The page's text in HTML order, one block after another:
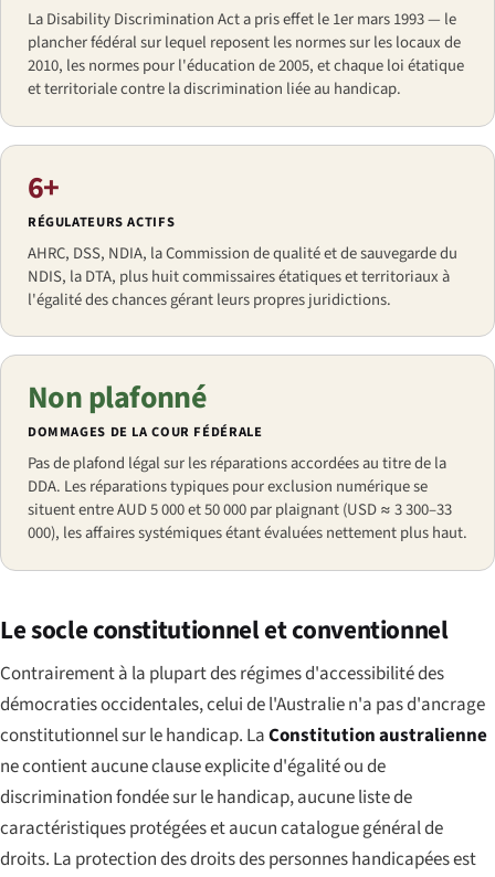
La Disability Discrimination Act a pris effet le 1er mars 1993 — le
plancher fédéral sur lequel reposent les normes sur les locaux de
2010, les normes pour l'éducation de 2005, et chaque loi étatique
et territoriale contre la discrimination liée au handicap.
6+
RÉGULATEURS ACTIFS
AHRC, DSS, NDIA, la Commission de qualité et de sauvegarde du
NDIS, la DTA, plus huit commissaires étatiques et territoriaux à
l'égalité des chances gérant leurs propres juridictions.
Non plafonné
DOMMAGES DE LA COUR FÉDÉRALE
Pas de plafond légal sur les réparations accordées au titre de la
DDA. Les réparations typiques pour exclusion numérique se
situent entre AUD 5 000 et 50 000 par plaignant (USD ≈ 3 300–33
000), les affaires systémiques étant évaluées nettement plus haut.
Le socle constitutionnel et conventionnel
Contrairement à la plupart des régimes d'accessibilité des
démocraties occidentales, celui de l'Australie n'a pas d'ancrage
constitutionnel sur le handicap. LaConstitution australienne
ne contient aucune clause explicite d'égalité ou de
discrimination fondée sur le handicap, aucune liste de
caractéristiques protégées et aucun catalogue général de
droits. La protection des droits des personnes handicapées est